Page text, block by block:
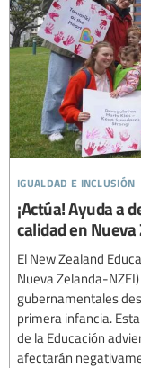
igualdad e inclusión
¡Actúa! Ayuda a
calidad en Nueva
El New Zealand
Nueva Zelanda-
gubernamentales
primera infancia.
de la Educación
afectarán